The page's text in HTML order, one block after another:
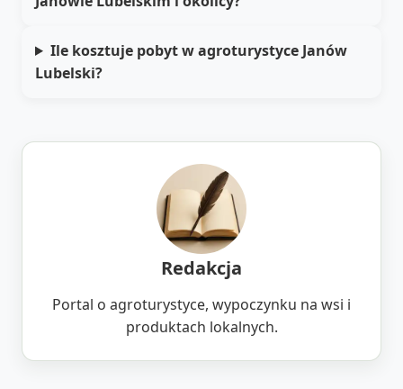
Ile kosztuje pobyt w agroturystyce Janów
Lubelski?
Redakcja
Portal o agroturystyce, wypoczynku na wsi i
produktach lokalnych.